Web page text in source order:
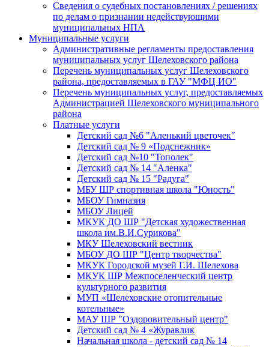
Сведения о судебных постановлениях / решениях
по делам о признании недействующими
муниципальных НПА
Муниципальные услуги
Административные регламенты предоставления
муниципальных услуг Шелеховского района
Перечень муниципальных услуг Шелеховского
района, предоставляемых в ГАУ "МФЦ ИО"
Перечень муниципальных услуг, предоставляемых
Администрацией Шелеховского муниципального
района
Платные услуги
Детский сад №6 "Аленький цветочек"
Детский сад № 9 «Подснежник»
Детский сад №10 "Тополек"
Детский сад № 14 "Аленка"
Детский сад № 15 "Радуга"
МБУ ШР спортивная школа "Юность"
МБОУ Гимназия
МБОУ Лицей
МКУК ДО ШР "Детская художественная
школа им.В.И.Сурикова"
МКУ Шелеховский вестник
МБОУ ДО ШР "Центр творчества"
МКУК Городской музей Г.И. Шелехова
МКУК ШР Межпоселенческий центр
культурного развития
МУП «Шелеховские отопительные
котельные»
МАУ ШР "Оздоровительный центр"
Детский сад № 4 «Журавлик
Начальная школа - детский сад № 14